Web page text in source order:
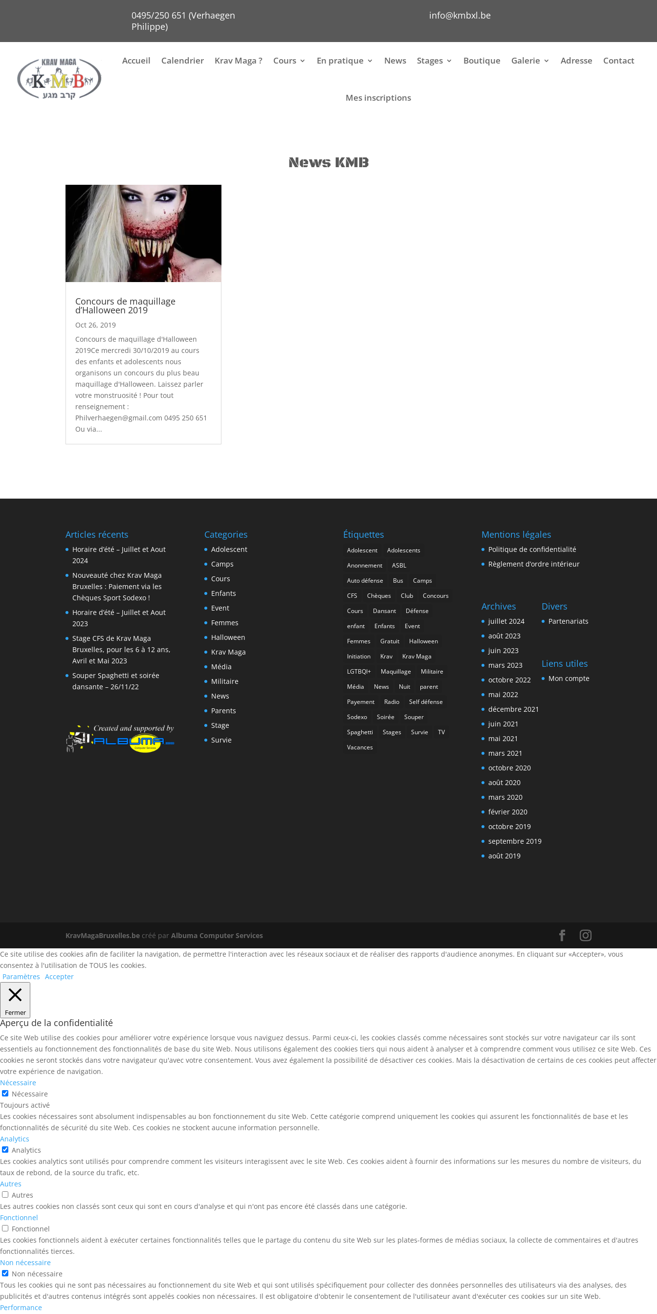
0495/250 651 (Verhaegen
Philippe)
info@kmbxl.be
Accueil Calendrier Krav Maga ? Cours En pratique News Stages Boutique Galerie Adresse Contact
Mes inscriptions
News KMB
Concours de maquillage
d’Halloween 2019
Oct 26, 2019
Concours de maquillage d'Halloween
2019Ce mercredi 30/10/2019 au cours
des enfants et adolescents nous
organisons un concours du plus beau
maquillage d'Halloween. Laissez parler
votre monstruosité ! Pour tout
renseignement :
Philverhaegen@gmail.com 0495 250 651
Ou via...
Articles récents
Horaire d’été – Juillet et Aout
2024
Nouveauté chez Krav Maga
Bruxelles : Paiement via les
Chèques Sport Sodexo !
Horaire d’été – Juillet et Aout
2023
Stage CFS de Krav Maga
Bruxelles, pour les 6 à 12 ans,
Avril et Mai 2023
Souper Spaghetti et soirée
dansante – 26/11/22
Categories
Adolescent
Camps
Cours
Enfants
Event
Femmes
Halloween
Krav Maga
Média
Militaire
News
Parents
Stage
Survie
Étiquettes
Adolescent
Adolescents
Anonnement
ASBL
Auto défense
Bus
Camps
CFS
Chèques Club
Concours
Cours
Dansant
Défense
enfant
Enfants
Event
Femmes
Gratuit
Halloween
Initiation
Krav
Krav Maga
LGTBQI+
Maquillage
Militaire
Média
News Nuit
parent
Payement
Radio
Self défense
Sodexo
Soirée
Souper
Spaghetti
Stages Survie
TV
Vacances
Mentions légales
Politique de confidentialité
Règlement d’ordre intérieur
Archives
juillet 2024
août 2023
juin 2023
mars 2023
octobre 2022
mai 2022
décembre 2021
juin 2021
mai 2021
mars 2021
octobre 2020
août 2020
mars 2020
février 2020
octobre 2019
septembre 2019
août 2019
Divers
Partenariats
Liens utiles
Mon compte
KravMagaBruxelles.be créé parAlbuma Computer Services
Ce site utilise des cookies afin de faciliter la navigation, de permettre l'interaction avec les réseaux sociaux et de réaliser des rapports d'audience anonymes. En cliquant sur «Accepter», vous
consentez à l'utilisation de TOUS les cookies.
Paramètres Accepter
Fermer
Aperçu de la confidentialité
Ce site Web utilise des cookies pour améliorer votre expérience lorsque vous naviguez dessus. Parmi ceux-ci, les cookies classés comme nécessaires sont stockés sur votre navigateur car ils sont
essentiels au fonctionnement des fonctionnalités de base du site Web. Nous utilisons également des cookies tiers qui nous aident à analyser et à comprendre comment vous utilisez ce site Web. Ces
cookies ne seront stockés dans votre navigateur qu'avec votre consentement. Vous avez également la possibilité de désactiver ces cookies. Mais la désactivation de certains de ces cookies peut affecter
votre expérience de navigation.
Nécessaire
Nécessaire
Toujours activé
Les cookies nécessaires sont absolument indispensables au bon fonctionnement du site Web. Cette catégorie comprend uniquement les cookies qui assurent les fonctionnalités de base et les
fonctionnalités de sécurité du site Web. Ces cookies ne stockent aucune information personnelle.
Analytics
Analytics
Les cookies analytics sont utilisés pour comprendre comment les visiteurs interagissent avec le site Web. Ces cookies aident à fournir des informations sur les mesures du nombre de visiteurs, du
taux de rebond, de la source du trafic, etc.
Autres
Autres
Les autres cookies non classés sont ceux qui sont en cours d'analyse et qui n'ont pas encore été classés dans une catégorie.
Fonctionnel
Fonctionnel
Les cookies fonctionnels aident à exécuter certaines fonctionnalités telles que le partage du contenu du site Web sur les plates-formes de médias sociaux, la collecte de commentaires et d'autres
fonctionnalités tierces.
Non nécessaire
Non nécessaire
Tous les cookies qui ne sont pas nécessaires au fonctionnement du site Web et qui sont utilisés spécifiquement pour collecter des données personnelles des utilisateurs via des analyses, des
publicités et d'autres contenus intégrés sont appelés cookies non nécessaires. Il est obligatoire d'obtenir le consentement de l'utilisateur avant d'exécuter ces cookies sur un site Web.
Performance